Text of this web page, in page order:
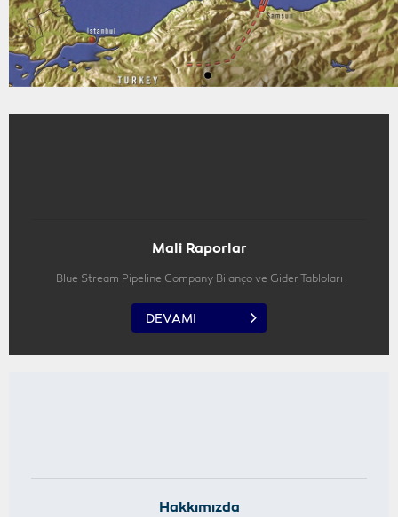
Mali Raporlar
Blue Stream Pipeline Company Bilanço ve Gider Tabloları
DEVAMI
Hakkımızda